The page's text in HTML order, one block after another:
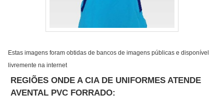
Estas imagens foram obtidas de bancos de imagens públicas e disponível
livremente na internet
REGIÕES ONDE A CIA DE UNIFORMES ATENDE
AVENTAL PVC FORRADO: